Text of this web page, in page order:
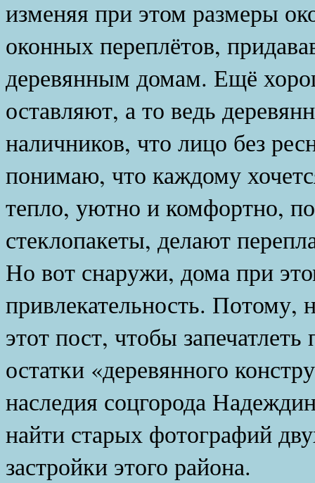
изменяя при этом размеры
оконных переплётов,
деревянным домам. Ещё
оставляют, а то ведь
наличников, что лицо без
понимаю, что каждому
тепло, уютно и комфортно,
стеклопакеты, делают
Но вот снаружи, дома при
привлекательность. Потому,
этот пост, чтобы
остатки «деревянного
наследия соцгорода
найти старых фотографий
застройки этого района.